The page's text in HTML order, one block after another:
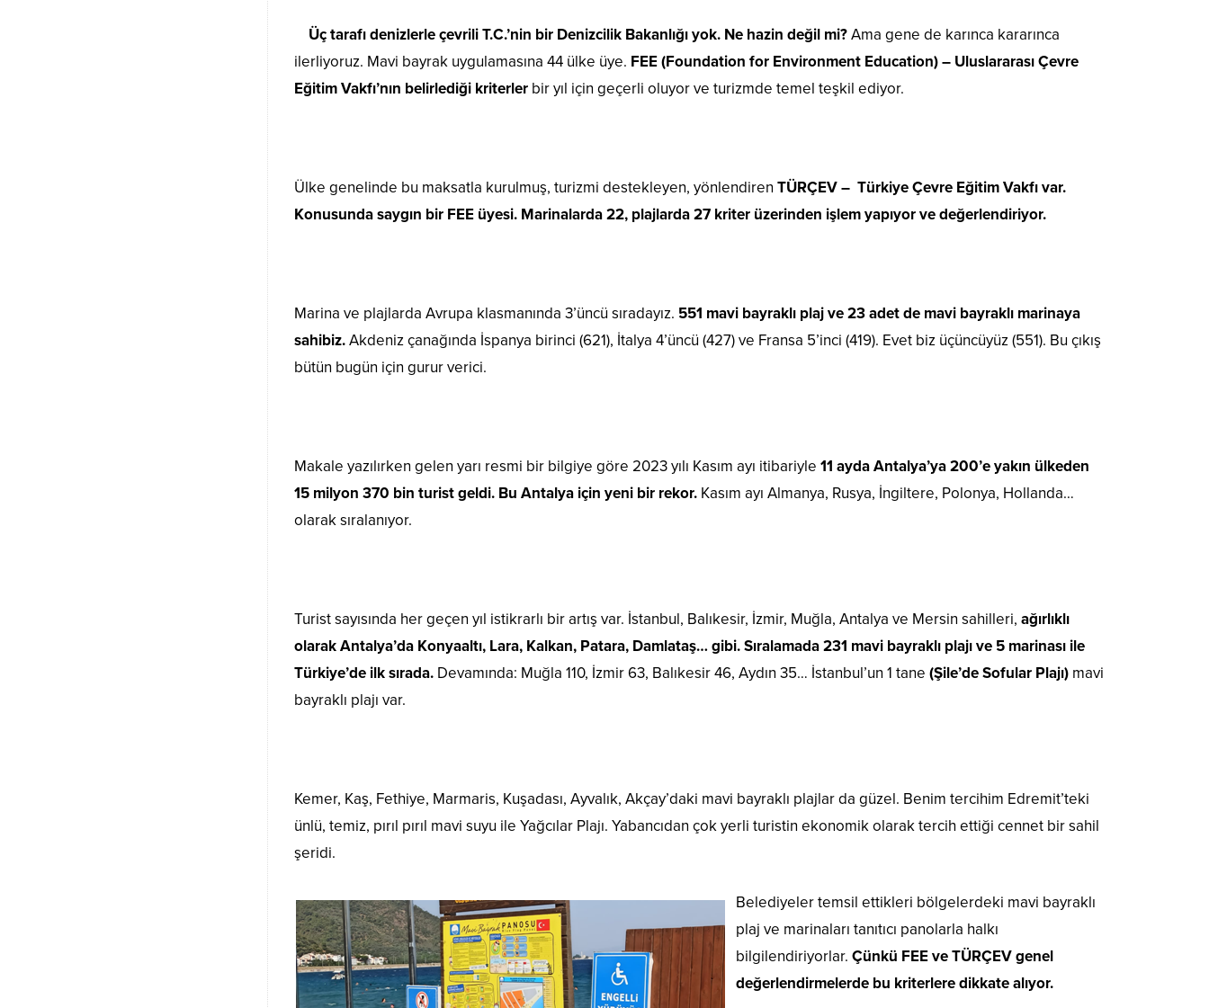
Üç tarafı denizlerle çevrili T.C.’nin bir Denizcilik Bakanlığı yok. Ne hazin değil mi?Ama gene de karınca kararınca
ilerliyoruz. Mavi bayrak uygulamasına 44 ülke üye. FEE (Foundation for Environment Education) – Uluslararası Çevre
Eğitim Vakfı’nın belirlediği kriterler bir yıl için geçerli oluyor ve turizmde temel teşkil ediyor.
Ülke genelinde bu maksatla kurulmuş, turizmi destekleyen, yönlendiren TÜRÇEV – Türkiye Çevre Eğitim Vakfı var.
Konusunda saygın bir FEE üyesi. Marinalarda 22, plajlarda 27 kriter üzerinden işlem yapıyor ve değerlendiriyor.
Marina ve plajlarda Avrupa klasmanında 3’üncü sıradayız. 551 mavi bayraklı plaj ve 23 adet de mavi bayraklı marinaya
sahibiz.Akdeniz çanağında İspanya birinci (621), İtalya 4’üncü (427) ve Fransa 5’inci (419). Evet biz üçüncüyüz (551). Bu çıkış
bütün bugün için gurur verici.
Makale yazılırken gelen yarı resmi bir bilgiye göre 2023 yılı Kasım ayı itibariyle 11 ayda Antalya’ya 200’e yakın ülkeden
15 milyon 370 bin turist geldi. Bu Antalya için yeni bir rekor. Kasım ayı Almanya, Rusya, İngiltere, Polonya, Hollanda…
olarak sıralanıyor.
Turist sayısında her geçen yıl istikrarlı bir artış var. İstanbul, Balıkesir, İzmir, Muğla, Antalya ve Mersin sahilleri, ağırlıklı
olarak Antalya’da Konyaaltı, Lara, Kalkan, Patara, Damlataş… gibi. Sıralamada 231 mavi bayraklı plajı ve 5 marinası ile
Türkiye’de ilk sırada. Devamında: Muğla 110, İzmir 63, Balıkesir 46, Aydın 35… İstanbul’un 1 tane (Şile’de Sofular Plajı) mavi
bayraklı plajı var.
Kemer, Kaş, Fethiye, Marmaris, Kuşadası, Ayvalık, Akçay’daki mavi bayraklı plajlar da güzel. Benim tercihim Edremit’teki
ünlü, temiz, pırıl pırıl mavi suyu ile Yağcılar Plajı. Yabancıdan çok yerli turistin ekonomik olarak tercih ettiği cennet bir sahil
şeridi.
Belediyeler temsil ettikleri bölgelerdeki mavi bayraklı
plaj ve marinaları tanıtıcı panolarla halkı
bilgilendiriyorlar. Çünkü FEE ve TÜRÇEV genel
değerlendirmelerde bu kriterlere dikkate alıyor.